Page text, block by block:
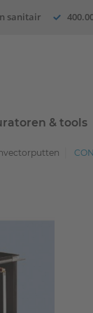
sanitair
& tools